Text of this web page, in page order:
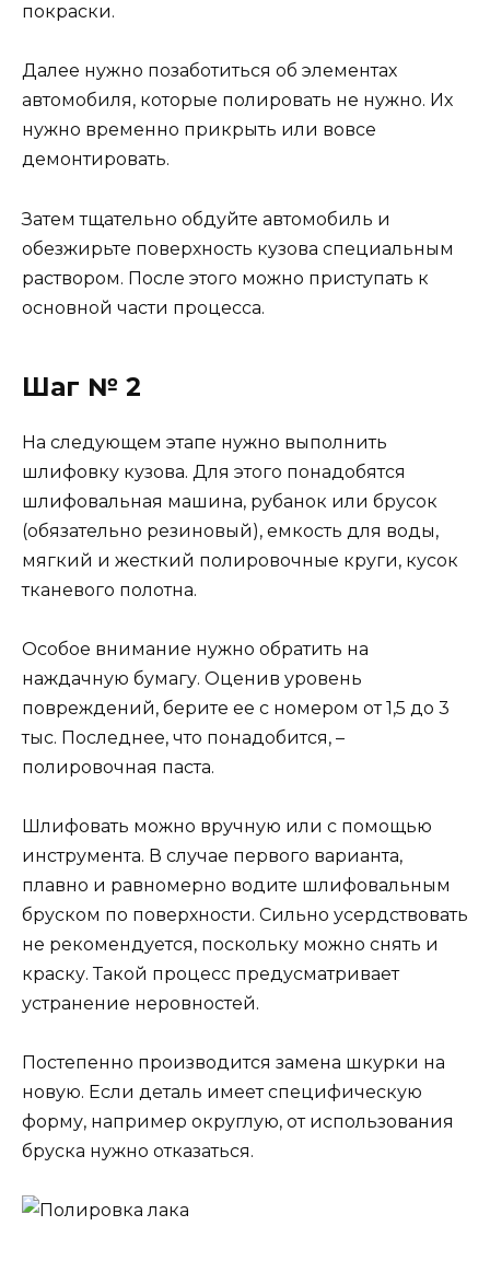
покраски.
Далее нужно позаботиться об элементах
автомобиля, которые полировать не нужно. Их
нужно временно прикрыть или вовсе
демонтировать.
Затем тщательно обдуйте автомобиль и
обезжирьте поверхность кузова специальным
раствором. После этого можно приступать к
основной части процесса.
Шаг № 2
На следующем этапе нужно выполнить
шлифовку кузова. Для этого понадобятся
шлифовальная машина, рубанок или брусок
(обязательно резиновый), емкость для воды,
мягкий и жесткий полировочные круги, кусок
тканевого полотна.
Особое внимание нужно обратить на
наждачную бумагу. Оценив уровень
повреждений, берите ее с номером от 1,5 до 3
тыс. Последнее, что понадобится, –
полировочная паста.
Шлифовать можно вручную или с помощью
инструмента. В случае первого варианта,
плавно и равномерно водите шлифовальным
бруском по поверхности. Сильно усердствовать
не рекомендуется, поскольку можно снять и
краску. Такой процесс предусматривает
устранение неровностей.
Постепенно производится замена шкурки на
новую. Если деталь имеет специфическую
форму, например округлую, от использования
бруска нужно отказаться.